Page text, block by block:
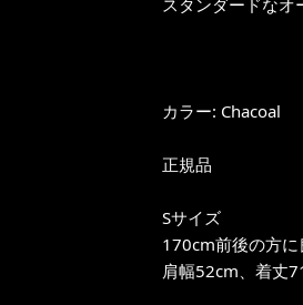
スタンダードなオ
カラー: Chacoal
正規品
Sサイズ
170cm前後の方に
肩幅52cm、着丈